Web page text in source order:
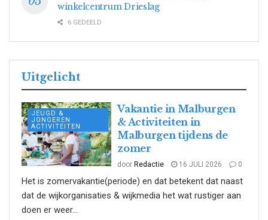
winkelcentrum Drieslag
6 GEDEELD
Uitgelicht
JEUGD &
JONGEREN
ACTIVITEITEN
Vakantie in Malburgen
& Activiteiten in
Malburgen tijdens de
zomer
door Redactie 16 JULI 2026 0
Het is zomervakantie(periode) en dat betekent dat naast
dat de wijkorganisaties & wijkmedia het wat rustiger aan
doen er weer...